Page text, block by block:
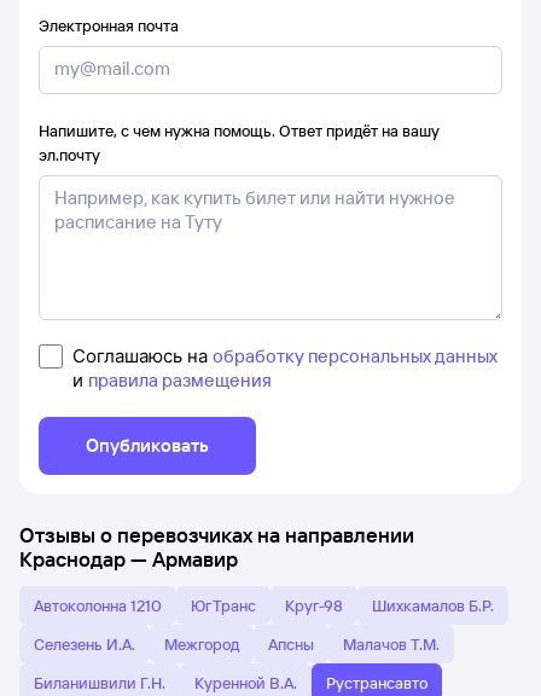
Электронная почта
Напишите, с чем нужна помощь. Ответ придёт на вашу
эл.почту
Соглашаюсь на обработку персональных данных
и правила размещения
Опубликовать
Отзывы о перевозчиках на направлении
Краснодар—Армавир
Автоколонна 1210 ЮгТранс Круг-98
Шихкамалов Б.Р.
Селезень И.А.
Межгород Апсны
Малачов Т.М.
Биланишвили Г.Н.
Куренной В.А.
Рустрансавто